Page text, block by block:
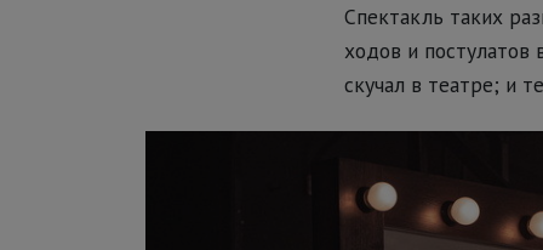
Спектакль таких
ходов и постулатов
скучал в театре; и